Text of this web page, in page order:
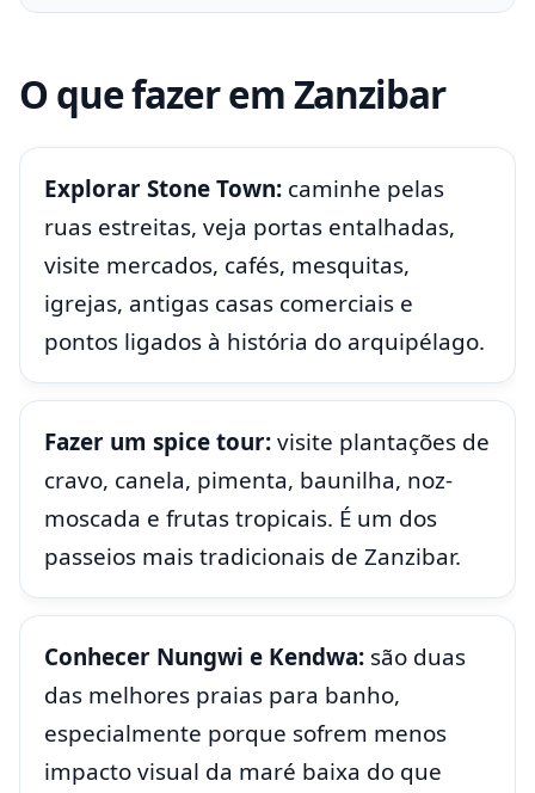
O que fazer em Zanzibar
Explorar Stone Town: caminhe pelas
ruas estreitas, veja portas entalhadas,
visite mercados, cafés, mesquitas,
igrejas, antigas casas comerciais e
pontos ligados à história do arquipélago.
Fazer um spice tour:visite plantações de
cravo, canela, pimenta, baunilha, noz-
moscada e frutas tropicais. É um dos
passeios mais tradicionais de Zanzibar.
Conhecer Nungwi e Kendwa: são duas
das melhores praias para banho,
especialmente porque sofrem menos
impacto visual da maré baixa do que